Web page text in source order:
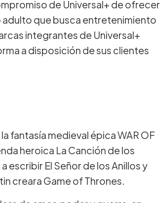
de Universal+ de ofrecer
adulto que busca entretenimiento
integrantes de Universal+
a disposición de sus clientes
fantasía medieval épica WAR OF
heroica La Canción de los
escribir El Señor de los Anillos y
creara Game of Thrones.